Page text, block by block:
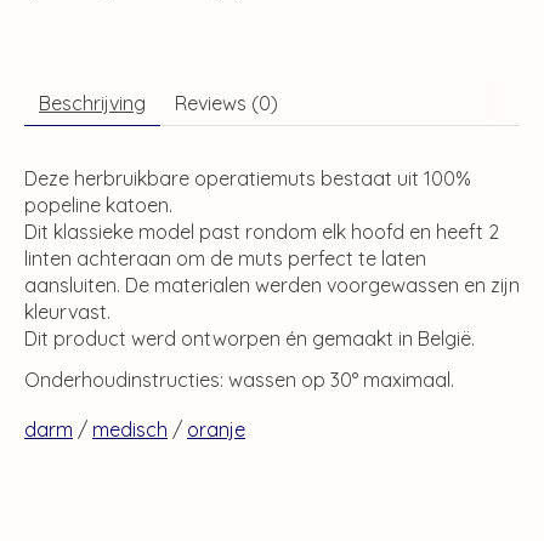
Beschrijving Reviews (0)
Deze herbruikbare operatiemuts bestaat uit 100%
popeline katoen.
Dit klassieke model past rondom elk hoofd en heeft 2
linten achteraan om de muts perfect te laten
aansluiten. De materialen werden voorgewassen en zijn
kleurvast.
Dit product werd ontworpen én gemaakt in België.
Onderhoudinstructies: wassen op 30° maximaal.
darm / medisch / oranje